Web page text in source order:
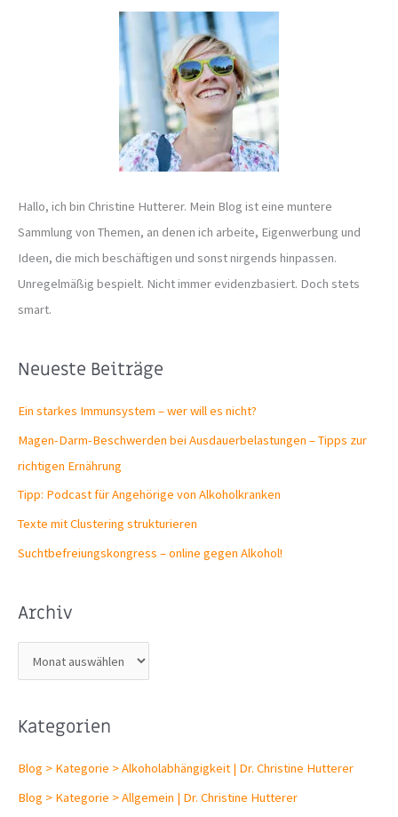
Hallo, ich bin Christine Hutterer. Mein Blog ist eine muntere
Sammlung von Themen, an denen ich arbeite, Eigenwerbung und
Ideen, die mich beschäftigen und sonst nirgends hinpassen.
Unregelmäßig bespielt. Nicht immer evidenzbasiert. Doch stets
smart.
Neueste Beiträge
Ein starkes Immunsystem – wer will es nicht?
Magen-Darm-Beschwerden bei Ausdauerbelastungen – Tipps zur
richtigen Ernährung
Tipp: Podcast für Angehörige von Alkoholkranken
Texte mit Clustering strukturieren
Suchtbefreiungs­kongress – online gegen Alkohol!
Archiv
r
h
Kategorien
Blog > Kategorie > Alkoholabhängigkeit | Dr. Christine Hutterer
Blog > Kategorie > Allgemein | Dr. Christine Hutterer